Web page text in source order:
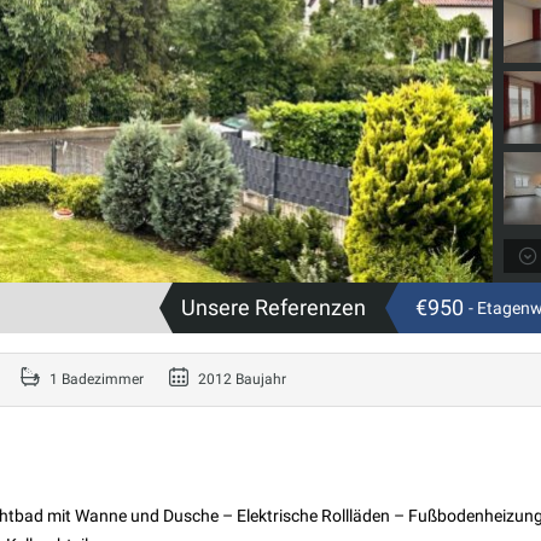
Unsere Referenzen €950 -
1 Badezimmer 2012 Baujahr
mit Wanne und Dusche – Elektrische Rollläden –